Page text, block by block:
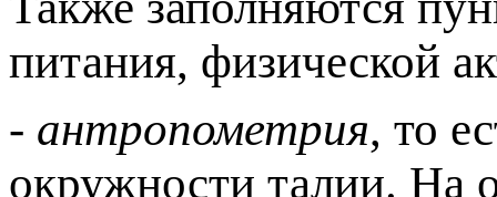
питания, физической
- антропометрия, то
окружности талии. На